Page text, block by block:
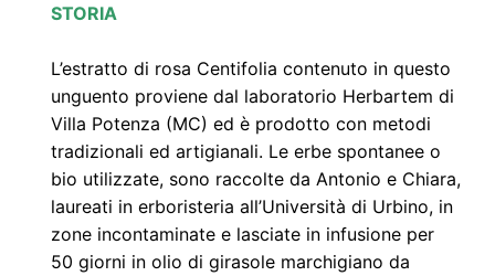
STORIA
L’estratto di rosa Centifolia contenuto in questo
unguento proviene dal laboratorio Herbartem di
Villa Potenza (MC) ed è prodotto con metodi
tradizionali ed artigianali. Le erbe spontanee o
bio utilizzate, sono raccolte da Antonio e Chiara,
laureati in erboristeria all’Università di Urbino, in
zone incontaminate e lasciate in infusione per
50 giorni in olio di girasole marchigiano da